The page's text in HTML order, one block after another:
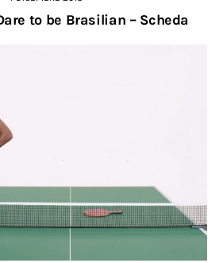
to be Brasilian – Scheda